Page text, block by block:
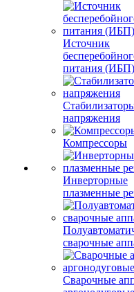
Источник
питания (ИБП)
напряжения
Компрессоры
Инверторные
плазменные
сварочные
Сварочные